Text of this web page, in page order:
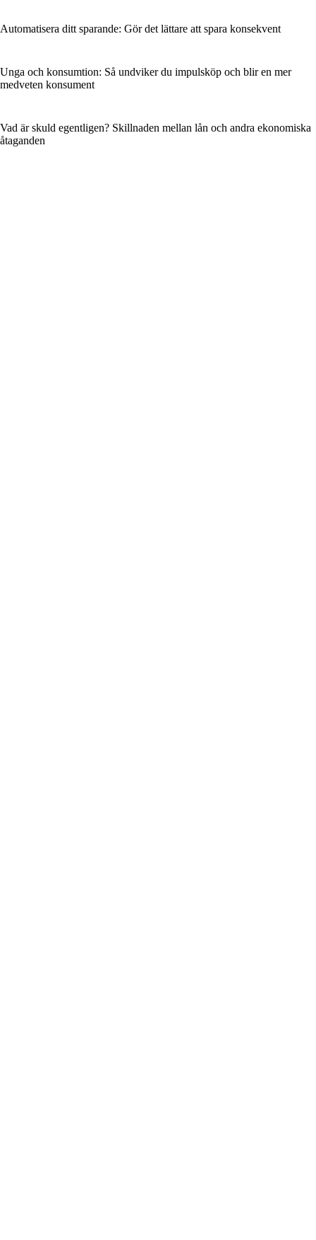
Automatisera ditt sparande: Gör det lättare att spara konsekvent
Unga och konsumtion: Så undviker du impulsköp och blir en mer
medveten konsument
Vad är skuld egentligen? Skillnaden mellan lån och andra ekonomiska
åtaganden